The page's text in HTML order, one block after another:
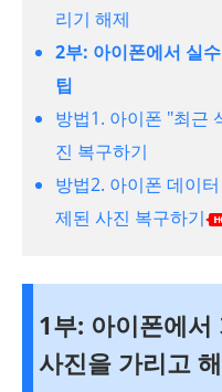
리기 해제
2부: 아이폰에서 실
팁
방법1. 아이폰 "최근
진 복구하기
방법2. 아이폰 데이
제된 사진 복구하기
1부: 아이폰에
사진을 가리고